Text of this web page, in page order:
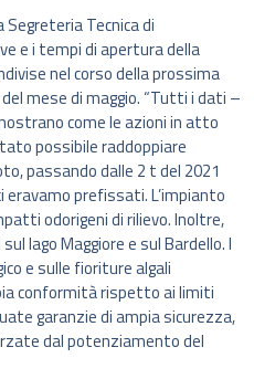
Tecnica di
e i tempi di apertura della
nel corso della prossima
mese di maggio. “Tutti i dati –
come le azioni in atto
possibile raddoppiare
passando dalle 2 t del 2021
eravamo prefissati. L’impianto
odorigeni di rilievo. Inoltre,
lago Maggiore e sul Bardello. I
e sulle fioriture algali
conformità rispetto ai limiti
garanzie di ampia sicurezza,
dal potenziamento del